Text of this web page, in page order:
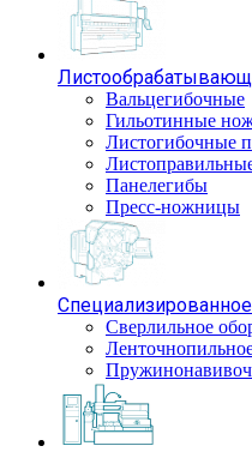
Вальцегибочные
Гильотинные
Листогибочные
Панелегибы
Пресс-ножницы
Сверлильное